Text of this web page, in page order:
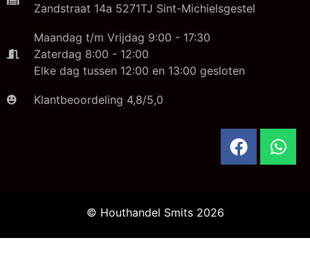
Zandstraat 14a 5271TJ Sint-Michielsgestel
Maandag t/m Vrijdag 9:00 - 17:30
Zaterdag 8:00 - 12:00
Elke dag tussen 12:00 en 13:00 gesloten
Klantbeoordeling 4,8/5,0
© Houthandel Smits 2026